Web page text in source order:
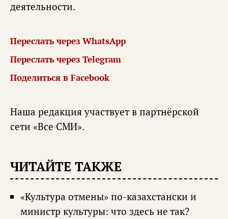
деятельности.
Переслать через WhatsApp
Переслать через Telegram
Поделиться в Facebook
Наша редакция участвует в партнёрской
сети «Все СМИ».
ЧИТАЙТЕ ТАКЖЕ
«Культура отмены» по-казахстански и
министр культуры: что здесь не так?